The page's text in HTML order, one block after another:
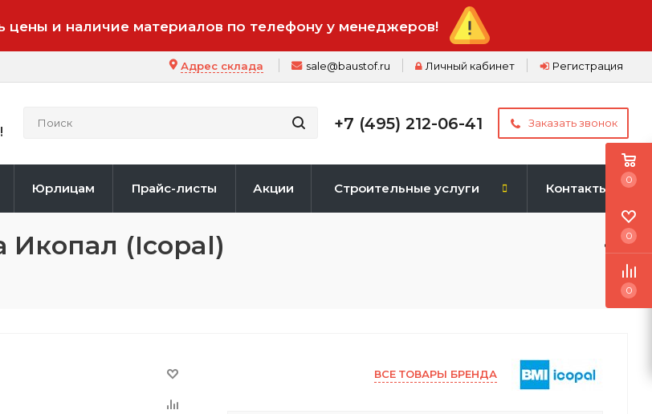
цены и наличие материалов по телефону у менеджеров!
Регистрация
Личный кабинет
sale@baustof.ru
Адрес склада
+7 (495) 212-06-41 Заказать звонок
Юрлицам Прайс-листы Акции Строительные услуги Контакты
Икопал (Icopal)
ВСЕ ТОВАРЫ БРЕНДА
0
0
0